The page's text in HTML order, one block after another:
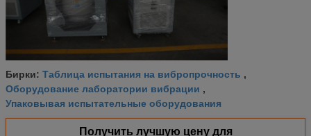
Бирки: Таблица испытания на вибропрочность ,
Оборудование лаборатории вибрации ,
Упаковывая испытательные оборудования
Получить лучшую цену для